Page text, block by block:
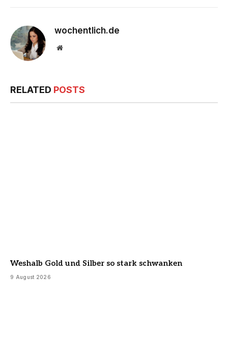
wochentlich.de
Website
RELATED POSTS
Weshalb Gold und Silber so stark schwanken
9 August 2026